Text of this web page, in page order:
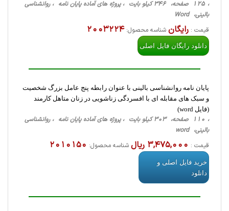
، 125 صفحه، 346 کیلو بایت ، پروژه های آماده پایان نامه ، روانشناسی
‌بالینی، Word
قیمت : رایگانشناسه محصول:2003224
دانلود رایگان فایل اصلی
پایان نامه روانشناسی بالینی با عنوان رابطه پنج عامل بزرگ شخصیت
و سبک های مقابله ای با افسردگی زناشویی در زنان متاهل کارمند
(فایل word)
، 110 صفحه، 303 کیلو بایت ، پروژه های آماده پایان نامه ، روانشناسی
‌بالینی، word
قیمت : 3,475,000 ریال شناسه محصول: 2010150
خرید فایل اصلی و
دانلود